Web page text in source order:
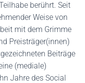
berührt. Seit
Weise von
mit dem Grimme
Preisträger(innen)
Beiträge
(mediale)
Jahre des Social